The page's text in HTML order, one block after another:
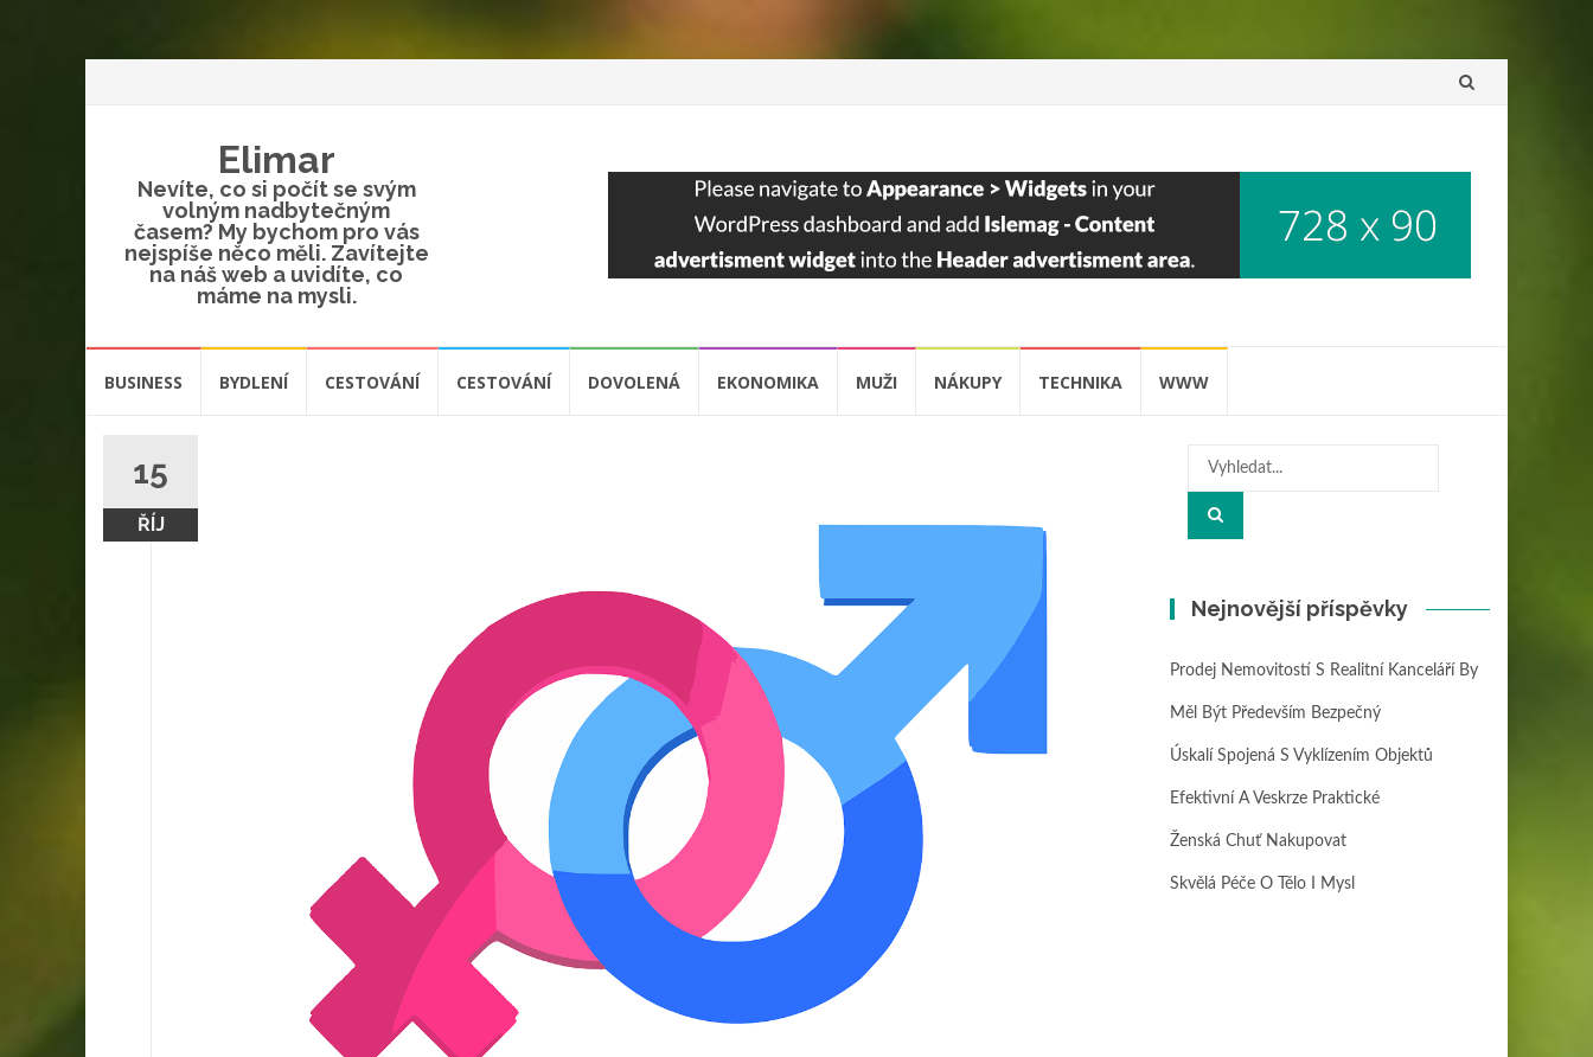
Přeskočit
obsah
Elimar
Nevíte, co si počít se svým
volným nadbytečným
časem? My bychom pro vás
nejspíše něco měli. Zavítejte
na náš web a uvidíte, co
máme na mysli.
BUSINESS BYDLENÍ CESTOVÁNÍ CESTOVÁNÍ DOVOLENÁ EKONOMIKA MUŽI NÁKUPY TECHNIKA WWW
15
ŘÍJ
Hledat:
Nejnovější příspěvky
Prodej Nemovitostí S Realitní Kanceláří By
Měl Být Především Bezpečný
Úskalí Spojená S Vyklízením Objektů
Efektivní A Veskrze Praktické
Ženská Chuť Nakupovat
Skvělá Péče O Tělo I Mysl